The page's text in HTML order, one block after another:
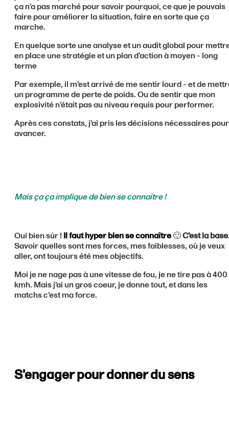
ça n’a pas marché pour savoir pourquoi, ce que je pouvais
faire pour améliorer la situation, faire en sorte que ça
marche.
En quelque sorte une analyse et un audit global pour
en place une stratégie et un plan d’action à moyen - long
terme
Par exemple, il m'est arrivé de me sentir lourd - et de
un programme de perte de poids. Ou de sentir que mon
explosivité n’était pas au niveau requis pour performer.
Après ces constats, j'ai pris les décisions nécessaires pour
avancer.
Mais ça ça implique de bien se connaitre !
Oui bien sûr ! Il faut hyper bien se connaître🙂C’est la
Savoir quelles sont mes forces, mes faiblesses, où je veux
aller, ont toujours été mes objectifs.
Moi je ne nage pas à une vitesse de fou, je ne tire pas à 400
kmh. Mais j’ai un gros coeur, je donne tout, et dans les
matchs c’est ma force.
S'engager pour donner du sens